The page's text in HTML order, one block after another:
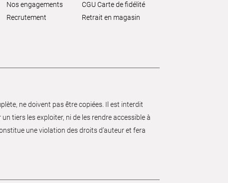
Nos engagements
Recrutement
CGU Carte de fidélité
Retrait en magasin
ne doivent pas être copiées. Il est interdit
tiers les exploiter, ni de les rendre accessible à
une violation des droits d’auteur et fera